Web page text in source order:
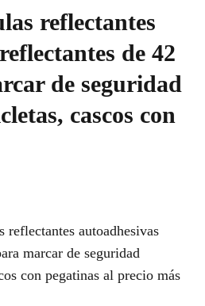
reflectantes
de 42
de seguridad
cascos con
reflectantes autoadhesivas
marcar de seguridad
con pegatinas al precio más